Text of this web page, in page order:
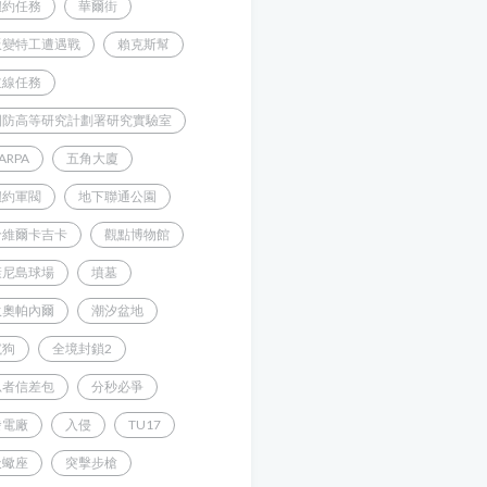
任務 華爾街
特工遭遇戰 賴克斯幫
任務
高等研究計劃署研究實驗室
五角大廈
軍閥 地下聯通公園
爾卡吉卡 觀點博物館
島球場 墳墓
帕內爾 潮汐盆地
全境封鎖2
信差包 分秒必爭
廠 入侵 TU17
座 突擊步槍